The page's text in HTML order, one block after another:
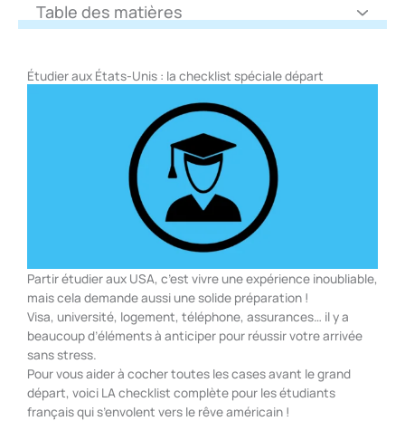
Table des matières
Étudier aux États-Unis : la checklist spéciale départ
Partir étudier aux USA, c’est vivre une expérience inoubliable,
mais cela demande aussi une solide préparation !
Visa, université, logement, téléphone, assurances… il y a
beaucoup d’éléments à anticiper pour réussir votre arrivée
sans stress.
Pour vous aider à cocher toutes les cases avant le grand
départ, voici LA checklist complète pour les étudiants
français qui s’envolent vers le rêve américain !